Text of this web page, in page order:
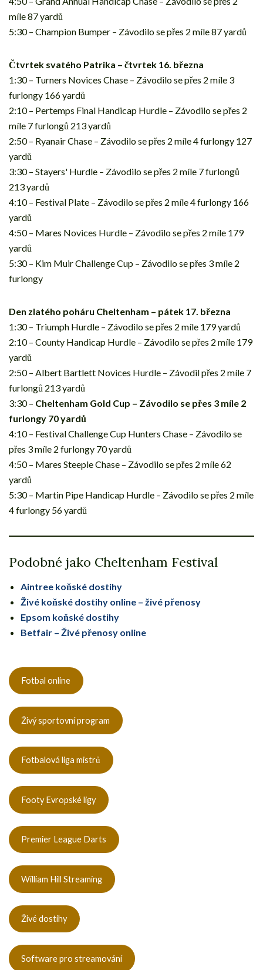
míle 87 yardů
5:30 – Champion Bumper – Závodilo se přes 2 míle 87 yardů
Čtvrtek svatého Patrika – čtvrtek 16. března
1:30 – Turners Novices Chase – Závodilo se přes 2 míle 3
furlongy 166 yardů
2:10 – Pertemps Final Handicap Hurdle – Závodilo se přes 2
míle 7 furlongů 213 yardů
2:50 – Ryanair Chase – Závodilo se přes 2 míle 4 furlongy 127
yardů
3:30 – Stayers' Hurdle – Závodilo se přes 2 míle 7 furlongů
213 yardů
4:10 – Festival Plate – Závodilo se přes 2 míle 4 furlongy 166
yardů
4:50 – Mares Novices Hurdle – Závodilo se přes 2 míle 179
yardů
5:30 – Kim Muir Challenge Cup – Závodilo se přes 3 míle 2
furlongy
Den zlatého poháru Cheltenham – pátek 17. března
1:30 – Triumph Hurdle – Závodilo se přes 2 míle 179 yardů
2:10 – County Handicap Hurdle – Závodilo se přes 2 míle 179
yardů
2:50 – Albert Bartlett Novices Hurdle – Závodil přes 2 míle 7
furlongů 213 yardů
3:30 – Cheltenham Gold Cup – Závodilo se přes 3 míle 2
furlongy 70 yardů
4:10 – Festival Challenge Cup Hunters Chase – Závodilo se
přes 3 míle 2 furlongy 70 yardů
4:50 – Mares Steeple Chase – Závodilo se přes 2 míle 62
yardů
5:30 – Martin Pipe Handicap Hurdle – Závodilo se přes 2 míle
4 furlongy 56 yardů
Podobné jako Cheltenham Festival
Aintree koňské dostihy
Živé koňské dostihy online – živé přenosy
Epsom koňské dostihy
Betfair – Živé přenosy online
Fotbal online
Živý sportovní program
Fotbalová liga mistrů
Footy Evropské ligy
Premier League Darts
William Hill Streaming
Živé dostihy
Software pro streamování